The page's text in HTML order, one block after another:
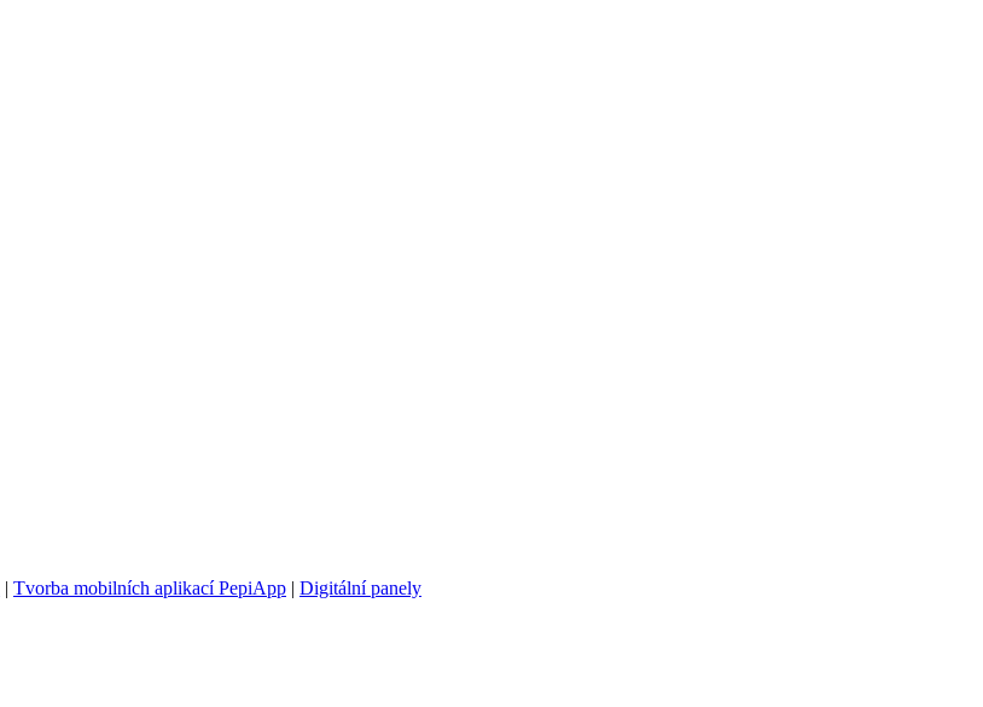
| Tvorba mobilních aplikací PepiApp | Digitální panely